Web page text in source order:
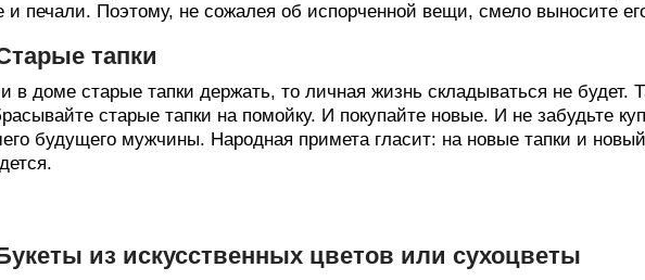
и печали. Поэтому, не сожалея об испорченной вещи, смело выносите
тапки
в доме старые тапки держать, то личная жизнь складываться не будет.
старые тапки на помойку. И покупайте новые. И не забудьте
будущего мужчины. Народная примета гласит: на новые тапки и
из искусственных цветов или сухоцветы